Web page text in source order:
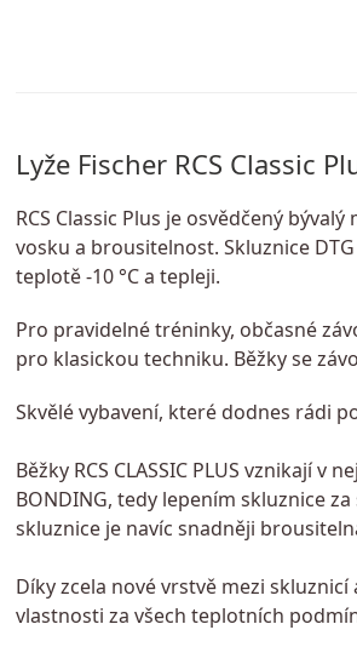
Lyže Fischer RCS Classic
RCS Classic Plus je osvědčený
vosku a brousitelnost. Skluznice
teplotě -10 °C a tepleji.
Pro pravidelné tréninky, občasné
pro klasickou techniku. Běžky se
Skvělé vybavení, které dodnes rádi
Běžky RCS CLASSIC PLUS vznikají
BONDING, tedy lepením skluznice
skluznice je navíc snadněji
Díky zcela nové vrstvě mezi
vlastnosti za všech teplotních